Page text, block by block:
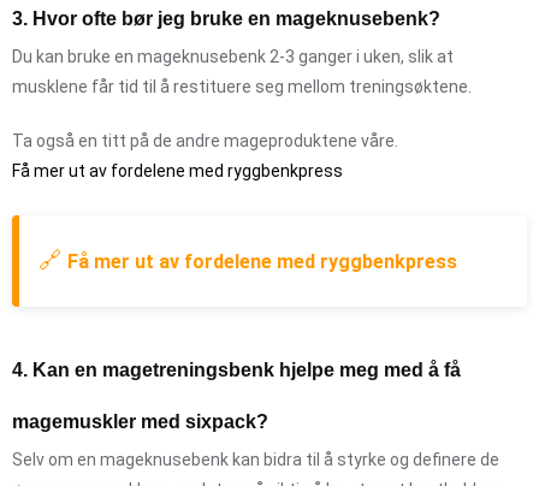
3. Hvor ofte bør jeg bruke en mageknusebenk?
Du kan bruke en mageknusebenk 2-3 ganger i uken, slik at
musklene får tid til å restituere seg mellom treningsøktene.
Ta også en titt på de andre mageproduktene våre.
Få mer ut av fordelene med ryggbenkpress
🔗 Få mer ut av fordelene med ryggbenkpress
4. Kan en magetreningsbenk hjelpe meg med å få
magemuskler med sixpack?
Selv om en mageknusebenk kan bidra til å styrke og definere de